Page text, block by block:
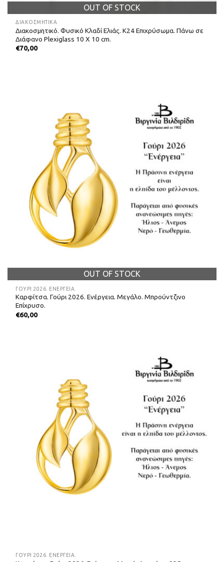
OUT OF STOCK
ΔΙΑΚΟΣΜΗΤΙΚΆ
Διακοσμητικό. Φυσικό Κλαδί Ελιάς. Κ24 Επιχρύσωμα. Πάνω σε
Διάφανο Plexiglass 10 Χ 10 cm.
€70,00
OUT OF STOCK
ΓΟΎΡΙ 2026. ΕΝΈΡΓΕΙΑ.
Καρφίτσα. Γούρι 2026. Ενέργεια. Μεγάλο. Μπρούντζινο
Επίχρυσο.
€60,00
ΓΟΎΡΙ 2026. ΕΝΈΡΓΕΙΑ.